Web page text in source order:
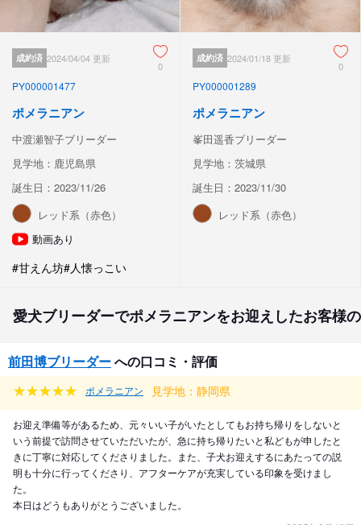
成約済 2024/04/04 更新
0
PY000001477
ポメラニアン
中渡瀬智子ブリーダー
見学地：鹿児島県
誕生日：2023/11/26
レッド系（赤色）
動画あり
#甘えん坊#人懐っこい
成約済 2024/01/18 更新
0
PY000001289
ポメラニアン
峯田遥香ブリーダー
見学地：茨城県
誕生日：2023/11/30
レッド系（赤色）
愛犬ブリーダーでポメラニアンをお迎えしたお客様
前田博ブリーダーへの口コミ・評価
ポメラニアン 見学地：静岡県
お迎え準備等があるため、元々いい子がいたとしてもお持ち帰りをしないと
いう前提で訪問させていただいたが、急に持ち帰りたいと私どもが申したと
きに丁寧に対応してくださりました。また、子犬お迎えするにあたっての説
明も十分に行ってくださり、アフターケアが充実している印象を受けまし
た。
本日はどうもありがとうございました。